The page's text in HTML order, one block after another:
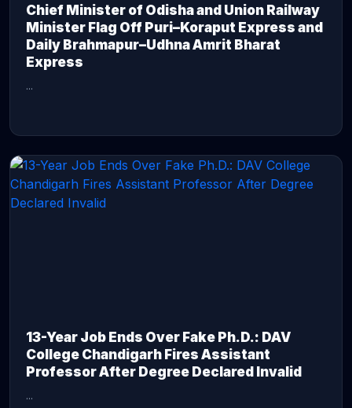
Chief Minister of Odisha and Union Railway
Minister Flag Off Puri–Koraput Express and
Daily Brahmapur–Udhna Amrit Bharat
Express
...
13-Year Job Ends Over Fake Ph.D.: DAV
College Chandigarh Fires Assistant
Professor After Degree Declared Invalid
...